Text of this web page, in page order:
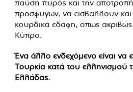
παύση πυρός και την
προσφύγων, να εισβάλλουν
κουρδικά εδάφη, όπως
Κύπρο.
Ένα άλλο ενδεχόμενο είναι να
Τουρκία κατά του ελληνισμού
Ελλάδας.